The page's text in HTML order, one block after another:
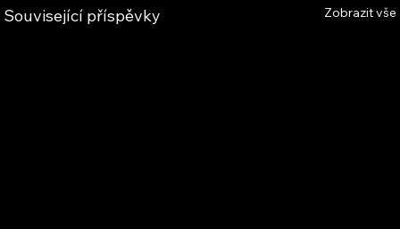
Související příspěvky Zobrazit vše